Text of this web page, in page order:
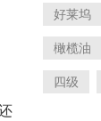
好莱坞
橄榄油
四级